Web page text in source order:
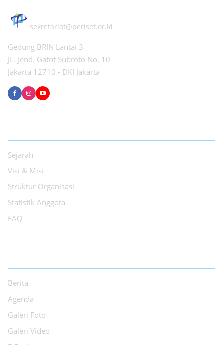
sekretariat@periset.or.id
Gedung BRIN Lantai 3
JL. Jend. Gatot Subroto No. 10
Jakarta 12710 - DKI Jakarta
Sejarah
Visi & Misi
Struktur Organisasi
Statistik Anggota
FAQ
Berita
Agenda
Galeri Foto
Galeri Video